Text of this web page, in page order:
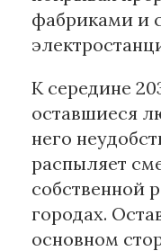
фабриками и
К середине
оставшиеся
него
распыляет
собственной
городах.
основном